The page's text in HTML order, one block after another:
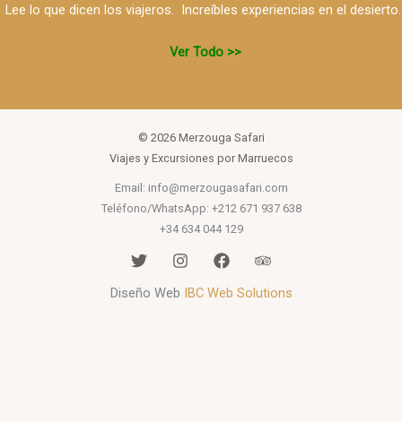
Lee lo que dicen los viajeros. Increíbles experiencias en el
Ver Todo >>
© 2026 Merzouga Safari
Viajes y Excursiones por Marruecos
Email: info@merzougasafari.com
Teléfono/WhatsApp: +212 671 937 638
+34 634 044 129
Diseño Web IBC Web Solutions